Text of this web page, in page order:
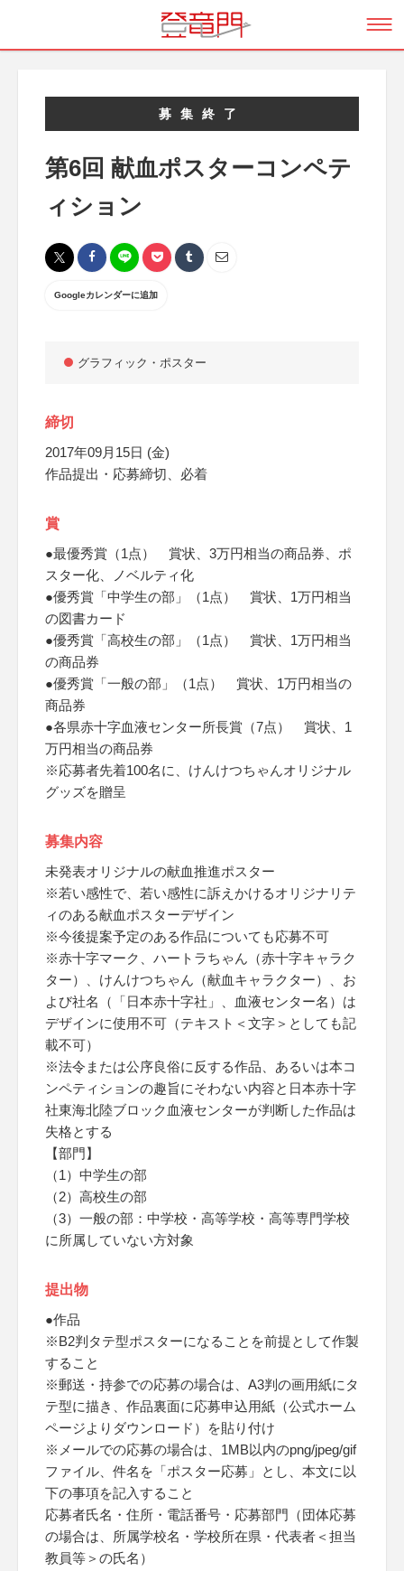
募集終了
第6回 献血ポスターコンペテ
ィション
Googleカレンダーに追加
グラフィック・ポスター
締切
2017年09月15日 (金)
作品提出・応募締切、必着
賞
●最優秀賞（1点） 賞状、3万円相当の商品券、ポ
スター化、ノベルティ化
●優秀賞「中学生の部」（1点） 賞状、1万円相当
の図書カード
●優秀賞「高校生の部」（1点） 賞状、1万円相当
の商品券
●優秀賞「一般の部」（1点） 賞状、1万円相当の
商品券
●各県赤十字血液センター所長賞（7点） 賞状、1
万円相当の商品券
※応募者先着100名に、けんけつちゃんオリジナル
グッズを贈呈
募集内容
未発表オリジナルの献血推進ポスター
※若い感性で、若い感性に訴えかけるオリジナリテ
ィのある献血ポスターデザイン
※今後提案予定のある作品についても応募不可
※赤十字マーク、ハートラちゃん（赤十字キャラク
ター）、けんけつちゃん（献血キャラクター）、お
よび社名（「日本赤十字社」、血液センター名）は
デザインに使用不可（テキスト＜文字＞としても記
載不可）
※法令または公序良俗に反する作品、あるいは本コ
ンペティションの趣旨にそわない内容と日本赤十字
社東海北陸ブロック血液センターが判断した作品は
失格とする
【部門】
（1）中学生の部
（2）高校生の部
（3）一般の部：中学校・高等学校・高等専門学校
に所属していない方対象
提出物
●作品
※B2判タテ型ポスターになることを前提として作製
すること
※郵送・持参での応募の場合は、A3判の画用紙にタ
テ型に描き、作品裏面に応募申込用紙（公式ホーム
ページよりダウンロード）を貼り付け
※メールでの応募の場合は、1MB以内のpng/jpeg/gif
ファイル、件名を「ポスター応募」とし、本文に以
下の事項を記入すること
応募者氏名・住所・電話番号・応募部門（団体応募
の場合は、所属学校名・学校所在県・代表者＜担当
教員等＞の氏名）